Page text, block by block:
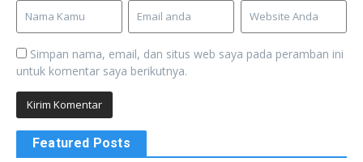
Simpan nama, email, dan situs web saya pada peramban ini
untuk komentar saya berikutnya.
Featured Posts